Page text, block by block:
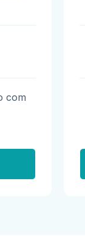
com